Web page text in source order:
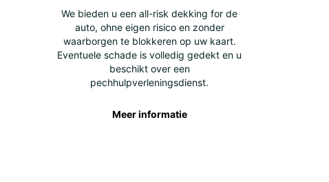
We bieden u een all-risk dekking for de
auto, ohne eigen risico en zonder
waarborgen te blokkeren op uw kaart.
Eventuele schade is volledig gedekt en u
beschikt over een
pechhulpverleningsdienst.
Meer informatie